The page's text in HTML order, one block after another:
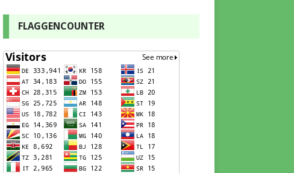
FLAGGENCOUNTER